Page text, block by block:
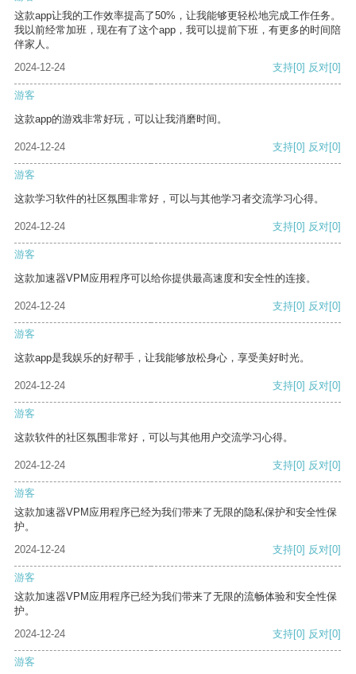
这款app让我的工作效率提高了50%，让我能够更轻松地完成工作任务。
我以前经常加班，现在有了这个app，我可以提前下班，有更多的时间陪
伴家人。
2024-12-24
支持[0] 反对[0]
游客
这款app的游戏非常好玩，可以让我消磨时间。
2024-12-24 支持[0] 反对[0]
游客
这款学习软件的社区氛围非常好，可以与其他学习者交流学习心得。
2024-12-24 支持[0] 反对[0]
游客
这款加速器VPM应用程序可以给你提供最高速度和安全性的连接。
2024-12-24 支持[0] 反对[0]
游客
这款app是我娱乐的好帮手，让我能够放松身心，享受美好时光。
2024-12-24 支持[0] 反对[0]
游客
这款软件的社区氛围非常好，可以与其他用户交流学习心得。
2024-12-24 支持[0] 反对[0]
游客
这款加速器VPM应用程序已经为我们带来了无限的隐私保护和安全性保
护。
2024-12-24
支持[0] 反对[0]
游客
这款加速器VPM应用程序已经为我们带来了无限的流畅体验和安全性保
护。
2024-12-24
支持[0] 反对[0]
游客